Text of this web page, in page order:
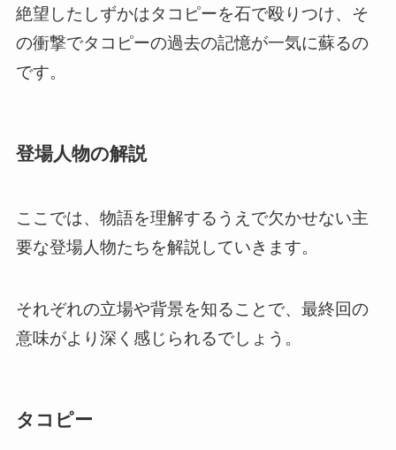
絶望したしずかはタコピーを石で殴りつけ、そ
の衝撃でタコピーの過去の記憶が一気に蘇るの
です。
登場人物の解説
ここでは、物語を理解するうえで欠かせない主
要な登場人物たちを解説していきます。
それぞれの立場や背景を知ることで、最終回の
意味がより深く感じられるでしょう。
タコピー